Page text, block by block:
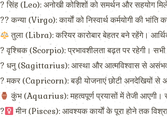
? सिंह (Leo): अनोखी कोशिशों को समर्थन और सहयोग
?? कन्या (Virgo): कार्याें को निस्वार्थ कर्मयोगी की
तुला (Libra): करियर कारोबार बेहतर बने रहेंगे।
? वृश्चिक (Scorpio): प्रभावशीलता बढ़त पर रहेगी। सभी
? धनु (Sagittarius): आस्था और आत्मविश्वास से असंभव
? मकर (Capricorn): बड़ी योजनाएं छोटी अनदेखियों से
कुंभ (Aquarius): महत्वपूर्ण प्रयासों में तेजी आएगी।
?‍
मीन (Pisces): आवश्यक कार्याें के पूरा होने तक